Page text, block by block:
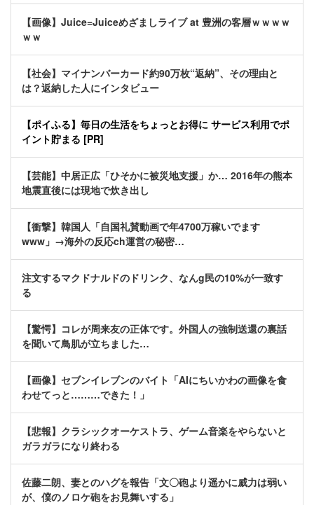
【画像】Juice=Juiceめざましライブ at 豊洲の客層ｗｗｗｗ
ｗｗ
【社会】マイナンバーカード約90万枚“返納”、その理由と
は？返納した人にインタビュー
【ポイふる】毎日の生活をちょっとお得に サービス利用でポ
イント貯まる [PR]
【芸能】中居正広「ひそかに被災地支援」か… 2016年の熊本
地震直後には現地で炊き出し
【衝撃】韓国人「自国礼賛動画で年4700万稼いでます
www」→海外の反応ch運営の秘密…
注文するマクドナルドのドリンク、なんg民の10%が一致す
る
【驚愕】コレが周来友の正体です。外国人の強制送還の裏話
を聞いて鳥肌が立ちました…
【画像】セブンイレブンのバイト「AIにちいかわの画像を食
わせてっと………できた！」
【悲報】クラシックオーケストラ、ゲーム音楽をやらないと
ガラガラになり終わる
佐藤二朗、妻とのハグを報告「文〇砲より遥かに威力は弱い
が、僕のノロケ砲をお見舞いする」